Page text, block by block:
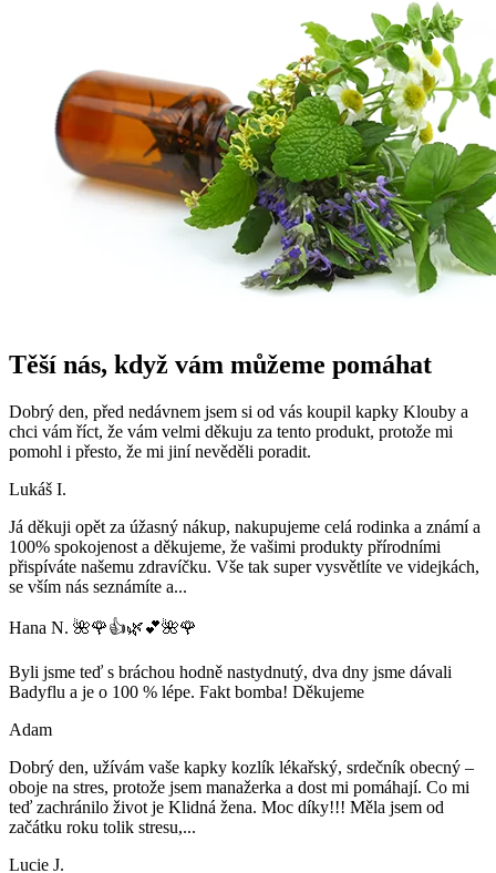
Těší nás, když vám můžeme pomáhat
Dobrý den, před nedávnem jsem si od vás koupil kapky Klouby a
chci vám říct, že vám velmi děkuju za tento produkt, protože mi
pomohl i přesto, že mi jiní nevěděli poradit.
Lukáš I.
Já děkuji opět za úžasný nákup, nakupujeme celá rodinka a známí a
100% spokojenost a děkujeme, že vašimi produkty přírodními
přispíváte našemu zdravíčku. Vše tak super vysvětlíte ve videjkách,
se vším nás seznámíte a...
Hana N. 🌺🌹👍🌿💕🌺🌹
Byli jsme teď s bráchou hodně nastydnutý, dva dny jsme dávali
Badyflu a je o 100 % lépe. Fakt bomba! Děkujeme
Adam
Dobrý den, užívám vaše kapky kozlík lékařský, srdečník obecný –
oboje na stres, protože jsem manažerka a dost mi pomáhají. Co mi
teď zachránilo život je Klidná žena. Moc díky!!! Měla jsem od
začátku roku tolik stresu,...
Lucie J.